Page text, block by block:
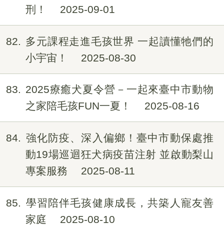
刑！ 2025-09-01
82
多元課程走進毛孩世界 一起讀懂牠們的
小宇宙！
2025-08-30
83
2025療癒犬夏令營－一起來臺中市動物
之家陪毛孩FUN一夏！
2025-08-16
84
強化防疫、深入偏鄉！臺中市動保處推
動19場巡迴狂犬病疫苗注射 並啟動梨山
專案服務
2025-08-11
85
學習陪伴毛孩健康成長，共築人寵友善
家庭
2025-08-10